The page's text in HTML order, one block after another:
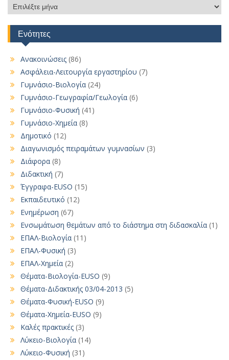
Αρχείο
αναρτήσεων
Ενότητες
Ανακοινώσεις (86)
Ασφάλεια-Λειτουργία εργαστηρίου (7)
Γυμνάσιο-Βιολογία (24)
Γυμνάσιο-Γεωγραφία/Γεωλογία (6)
Γυμνάσιο-Φυσική (41)
Γυμνάσιο-Χημεία (8)
Δημοτικό (12)
Διαγωνισμός πειραμάτων γυμνασίων (3)
Διάφορα (8)
Διδακτική (7)
Έγγραφα-EUSO (15)
Εκπαιδευτικό (12)
Ενημέρωση (67)
Ενσωμάτωση θεμάτων από το διάστημα στη διδασκαλία (1)
ΕΠΑΛ-Βιολογία (11)
ΕΠΑΛ-Φυσική (3)
ΕΠΑΛ-Χημεία (2)
Θέματα-Βιολογία-EUSO (9)
Θέματα-Διδακτικής 03/04-2013 (5)
Θέματα-Φυσική-EUSO (9)
Θέματα-Χημεία-EUSO (9)
Καλές πρακτικές (3)
Λύκειο-Βιολογία (14)
Λύκειο-Φυσική (31)